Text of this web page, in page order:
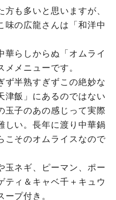
方も多いと思いますが、
味の広龍さんは「和洋中
華らしからぬ「オムライ
メニューです。
ず半熟すぎずこの絶妙な
津飯」にあるのではない
玉子のあの感じって実際
しい。長年に渡り中華鍋
こそのオムライスなので
玉ネギ、ピーマン、ポー
ティ＆キャベ千＋キュウ
プ付き。